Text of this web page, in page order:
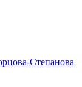
Степанова